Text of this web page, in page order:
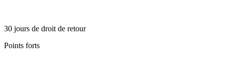
30 jours de droit de retour
Points forts